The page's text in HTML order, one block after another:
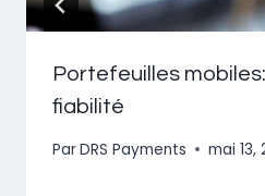
Portefeuilles
fiabilité
ParDRS Payments mai 13,